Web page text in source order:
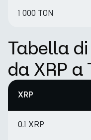
1 000 TON
Tabella
da XRP a
XRP
0.1 XRP